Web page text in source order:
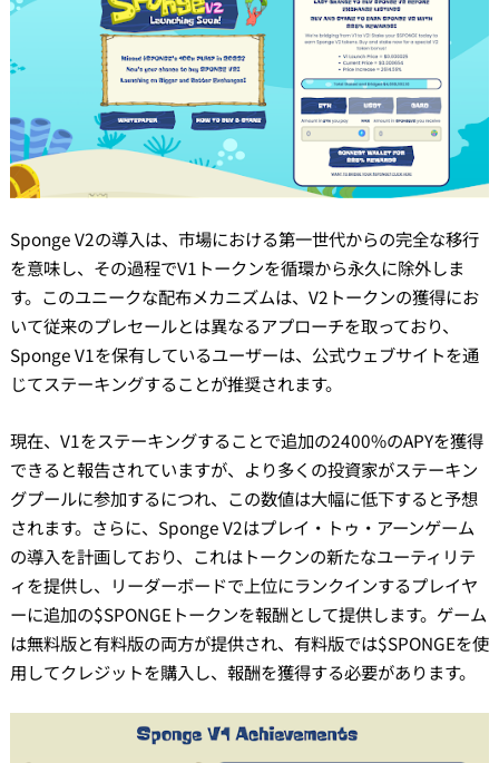
Sponge V2の導入は、市場における第一世代からの完全な移行
を意味し、その過程でV1トークンを循環から永久に除外しま
す。このユニークな配布メカニズムは、V2トークンの獲得にお
いて従来のプレセールとは異なるアプローチを取っており、
Sponge V1を保有しているユーザーは、公式ウェブサイトを通
じてステーキングすることが推奨されます。
現在、V1をステーキングすることで追加の2400%のAPYを獲得
できると報告されていますが、より多くの投資家がステーキン
グプールに参加するにつれ、この数値は大幅に低下すると予想
されます。さらに、Sponge V2はプレイ・トゥ・アーンゲーム
の導入を計画しており、これはトークンの新たなユーティリテ
ィを提供し、リーダーボードで上位にランクインするプレイヤ
ーに追加の$SPONGEトークンを報酬として提供します。ゲーム
は無料版と有料版の両方が提供され、有料版では$SPONGEを使
用してクレジットを購入し、報酬を獲得する必要があります。